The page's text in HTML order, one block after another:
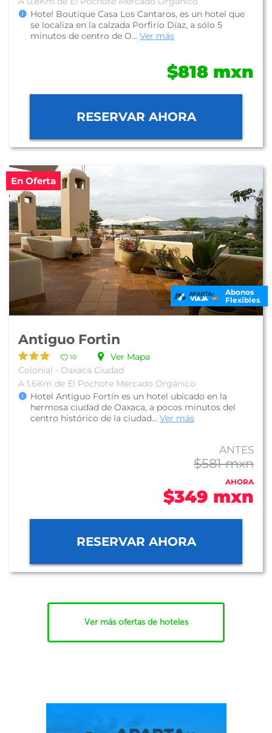
Hotel Boutique Casa Los Cantaros, es un hotel que
se localiza en la calzada Porfirio Díaz, a sólo 5
minutos de centro de O... Ver más
$818 mxn
RESERVAR AHORA
En Oferta
Abonos
Flexibles
Antiguo Fortin
10
Ver Mapa
Colonial - Oaxaca Ciudad
A 1.6Km de El Pochote Mercado Orgánico
Hotel Antiguo Fortín es un hotel ubicado en la
hermosa ciudad de Oaxaca, a pocos minutos del
centro histórico de la ciudad... Ver más
ANTES
$581 mxn
AHORA
$349 mxn
RESERVAR AHORA
Ver más ofertas de hoteles